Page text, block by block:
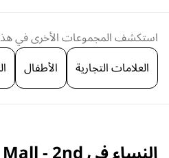
استكشف المجموعات الأخرى في
العلامات التجارية
الأطفال